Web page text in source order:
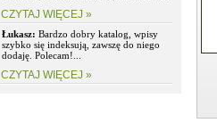
CZYTAJ WIĘCEJ »
Łukasz: Bardzo dobry katalog, wpisy
szybko się indeksują, zawszę do niego
dodaję. Polecam!...
CZYTAJ WIĘCEJ »